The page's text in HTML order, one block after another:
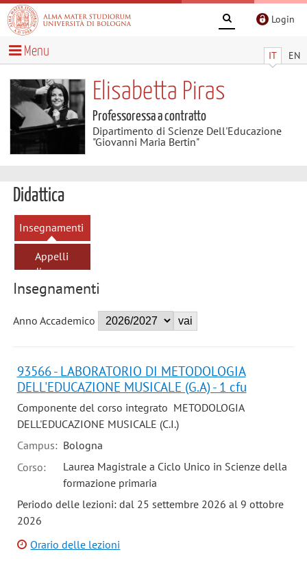
Login
IT EN
Menu
Elisabetta Piras
Professoressa a contratto
Dipartimento di Scienze Dell'Educazione
"Giovanni Maria Bertin"
Didattica
Insegnamenti
Appelli
d'esame
Insegnamenti
Anno Accademico
93566 - LABORATORIO DI METODOLOGIA
DELL'EDUCAZIONE MUSICALE (G.A) - 1 cfu
Componente del corso integrato METODOLOGIA
DELL'EDUCAZIONE MUSICALE (C.I.)
Campus: Bologna
Corso:
Laurea Magistrale a Ciclo Unico in Scienze della
formazione primaria
Periodo delle lezioni: dal 25 settembre 2026 al 9 ottobre
2026
Orario delle lezioni